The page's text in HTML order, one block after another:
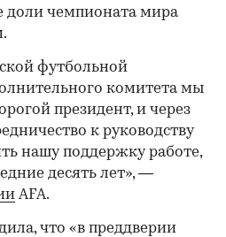
доли чемпионата мира
футбольной
комитета мы
президент, и через
к руководству
нашу поддержку работе,
десять лет», —
AFA.
что «в преддверии